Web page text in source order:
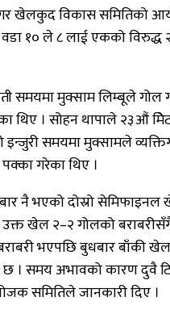
खेलकुदविकाससमितिको
वडा१०ले८लाईएककोविरुद्ध
समयमामुक्सामलिम्बूलेगोल
थिए । सोहनथापाले२३औं
इन्जुरीसमयमामुक्सामले
पक्कागरेकाथिए ।
नैभएकोदोस्रोसेमिफाइनल
उक्तखेल२–२गोलको
भएपछिबुधबारबाँकीखेल
छ । समयअभावकोकारणदुवै
समितिलेजानकारीदिए ।